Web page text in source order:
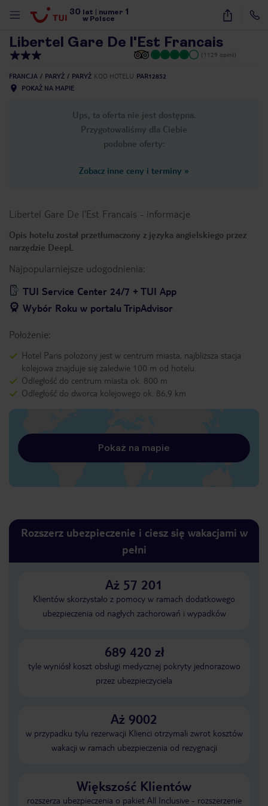
30 lat numer 1
w Polsce
53
Libertel Gare De l'Est Francais
(1129 opinii)
FRANCJA PARYŻ PARYŻ KOD HOTELU PAR12852
POKAŻ NA MAPIE
Ups, ta oferta nie jest dostępna.
Przygotowaliśmy dla Ciebie
podobne oferty:
Zobacz inne ceny i terminy »
Libertel Gare De l'Est Francais - informacje
Opis hotelu został przetłumaczony z języka angielskiego przez
narzędzie DeepL
Najpopularniejsze udogodnienia:
TUI Service Center 24/7 + TUI App
Wybór Roku w portalu TripAdvisor
Położenie:
Hotel Paris położony jest w centrum miasta, najbliższa stacja
kolejowa znajduje się zaledwie 100 m od hotelu.
Odległość do centrum miasta ok. 800 m
Odległość do dworca kolejowego ok. 86,9 km
Pokaż na mapie
Rozszerz ubezpieczenie i ciesz się wakacjami w
pełni
Aż 57 201
Klientów skorzystało z pomocy w ramach dodatkowego
ubezpieczenia od nagłych zachorowań i wypadków
689 420 zł
tyle wyniósł koszt obsługi medycznej pokryty jednorazowo
przez ubezpieczyciela
Aż 9002
w przypadku tylu rezerwacji Klienci otrzymali zwrot kosztów
wakacji w ramach ubezpieczenia od rezygnacji
Większość Klientów
rozszerza ubezpieczenia o pakiet All Inclusive - rozszerzenie